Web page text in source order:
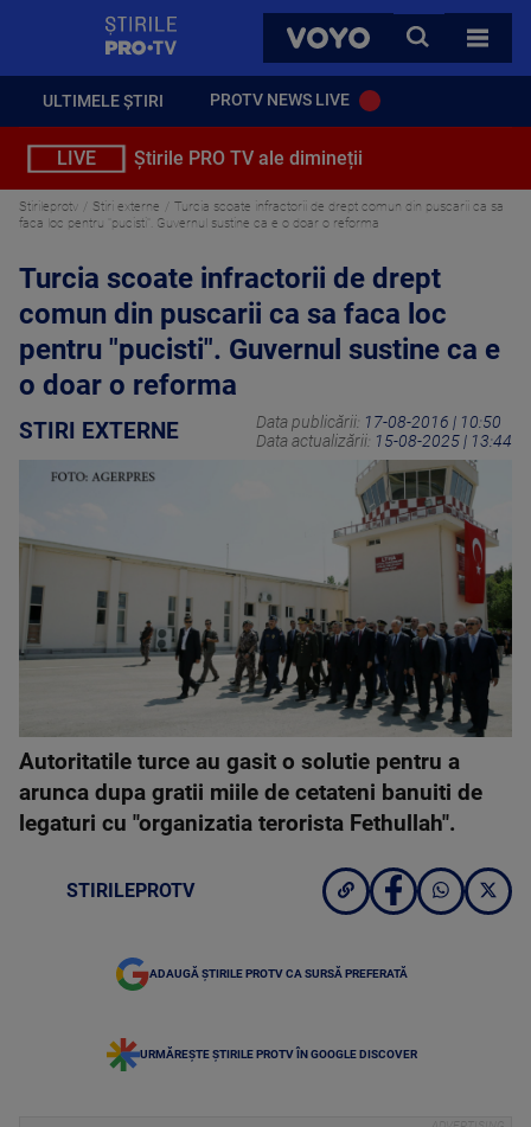
VOYO
CAUTA
TOATE
ULTIMELE ȘTIRI PROTV NEWS LIVE
LIVE Știrile PRO TV ale dimineții
Stirileprotv Stiri externe
Turcia scoate infractorii de drept comun din puscarii ca sa
faca loc pentru "pucisti". Guvernul sustine ca e o doar o reforma
Turcia scoate infractorii de drept
comun din puscarii ca sa faca loc
pentru "pucisti". Guvernul sustine ca e
o doar o reforma
STIRI EXTERNE Data publicării: 17-08-2016 | 10:50
Data actualizării: 15-08-2025 | 13:44
Autoritatile turce au gasit o solutie pentru a
arunca dupa gratii miile de cetateni banuiti de
legaturi cu "organizatia terorista Fethullah".
STIRILEPROTV
ADAUGĂ ȘTIRILE PROTV CA SURSĂ PREFERATĂ
URMĂREȘTE ȘTIRILE PROTV ÎN GOOGLE DISCOVER